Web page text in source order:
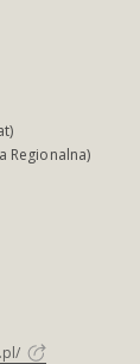
Regionalna)